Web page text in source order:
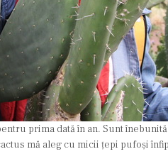
prima dată în an. Sunt
mă aleg cu micii țepi pufoși